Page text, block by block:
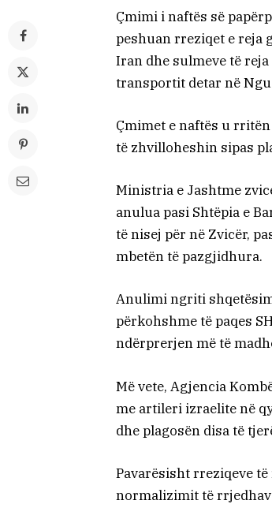
Çmimi i naftës së
peshuan rreziqet e reja
Iran dhe sulmeve të
transportit detar në
Çmimet e naftës u
të zhvilloheshin sipas
Ministria e Jashtme
anulua pasi Shtëpia e
të nisej për në Zvicër,
mbetën të pazgjidhura.
Anulimi ngriti
përkohshme të paqes
ndërprerjen më të
Më vete, Agjencia
me artileri izraelite në
dhe plagosën disa të
Pavarësisht rreziqeve
normalizimit të